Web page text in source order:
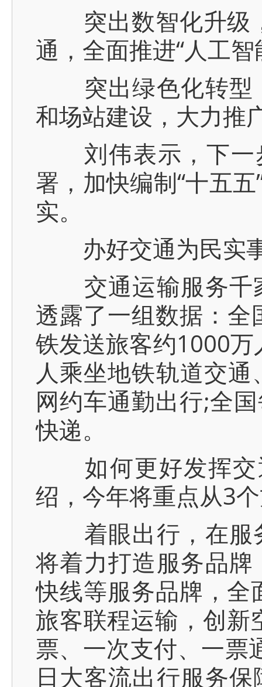
突出数智化升级，
通，全面推进“人工
突出绿色化转型
和场站建设，大力推
刘伟表示，下一
署，加快编制“十五
实。
办好交通为民实
交通运输服务千
透露了一组数据：
铁发送旅客约1000
人乘坐地铁轨道交
网约车通勤出行;全
快递。
如何更好发挥交
绍，今年将重点从3
着眼出行，在服
将着力打造服务品
快线等服务品牌，
旅客联程运输，创新
票、一次支付、一票
日大客流出行服务